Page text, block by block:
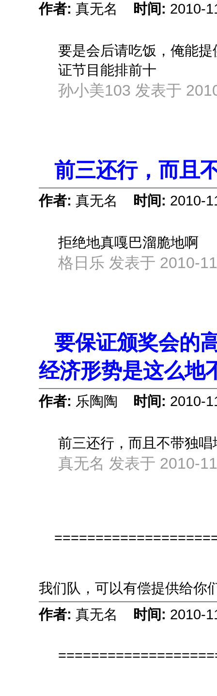
作者: 真无名 时间: 2010-
要是会后请吃饭，俺能
证节目能排前十
孙小美103 发表于
前三还行，而且
作者: 真无名 时间: 2010-
拒绝地真嘎巴溜脆地啊
格日乐 发表于 2010-
要保证颁奖会的
经济形势是这么地
作者: 乐陶陶 时间: 2010-
前三还行，而且不带独唱
真无名 发表于 2010-
我们队，可以有偿提供给你
作者: 真无名 时间: 2010-